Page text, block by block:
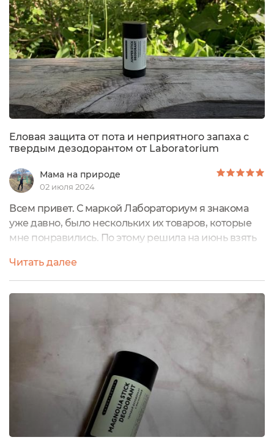
пота.Состав прекрасный, ничего вредного, ничего...
Еловая защита от пота и неприятного запаха с
твердым дезодорантом от Laboratorium
Мама на природе
02 июля 2024
Всем привет. С маркой Лабораториум я знакома
уже давно, было нескольких их товаров, которые
мне понравились. По этому решила на июнь взять
дезодорантами знакома уже давно, иногда
пользуюсь, мне они подходят в плане защиты от
пота и неприятного запаха. В их ассортименте
несколько дезодорантов, я выбрала с
Читать далее